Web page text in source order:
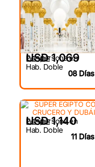
DESDE
USD 1,069
Por persona en
Hab. Doble
08 Días
DESDE
USD 1,140
Por persona en
Hab. Doble
11 Días